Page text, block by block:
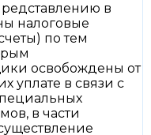
в
налоговые
по тем
освобождены от
уплате в связи с
в части